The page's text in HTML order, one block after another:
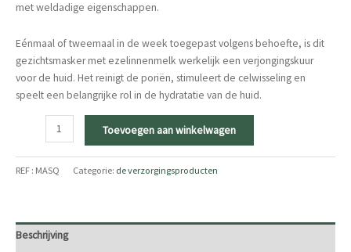
met weldadige eigenschappen.
Eénmaal of tweemaal in de week toegepast volgens behoefte, is dit
gezichtsmasker met ezelinnenmelk werkelijk een verjongingskuur
voor de huid. Het reinigt de poriën, stimuleert de celwisseling en
speelt een belangrijke rol in de hydratatie van de huid.
Gezichtsmasker
ezelinnenmelk
40ml
Toevoegen aan winkelwagen
REF : MASQ Categorie: de verzorgingsproducten
Beschrijving